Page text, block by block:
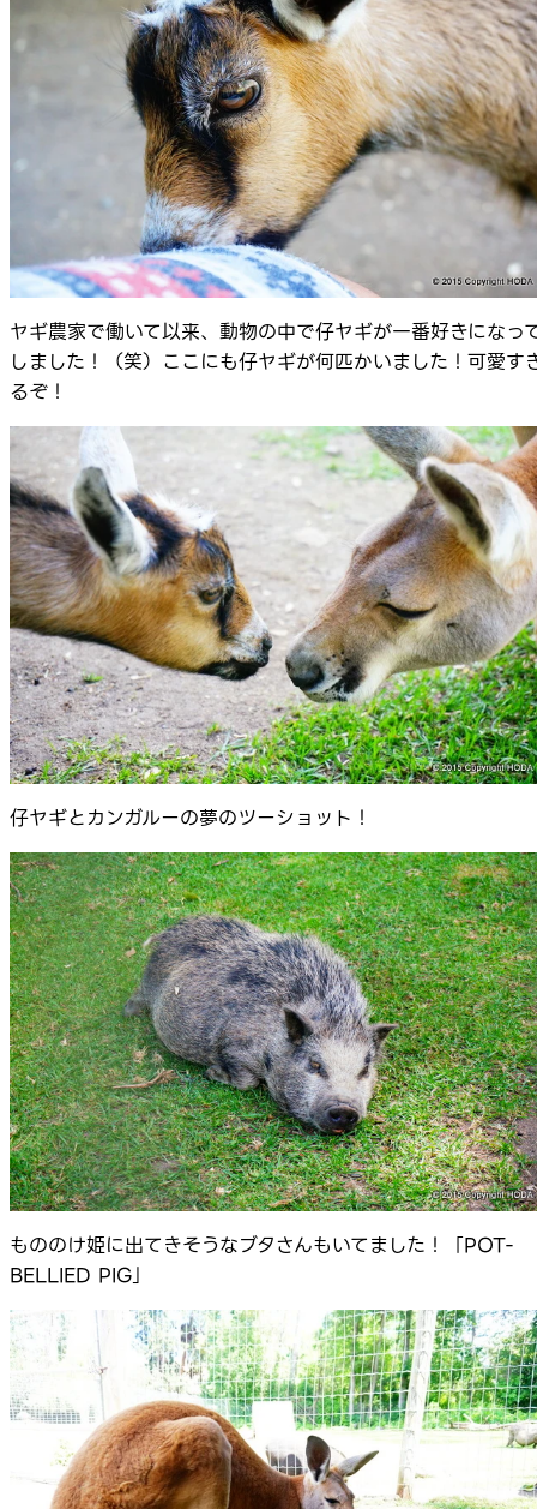
ヤギ農家で働いて以来、動物の中で仔ヤギが一番好きになっ
しました！（笑）ここにも仔ヤギが何匹かいました！可愛す
るぞ！
仔ヤギとカンガルーの夢のツーショット！
もののけ姫に出てきそうなブタさんもいてました！「POT-
BELLIED PIG」